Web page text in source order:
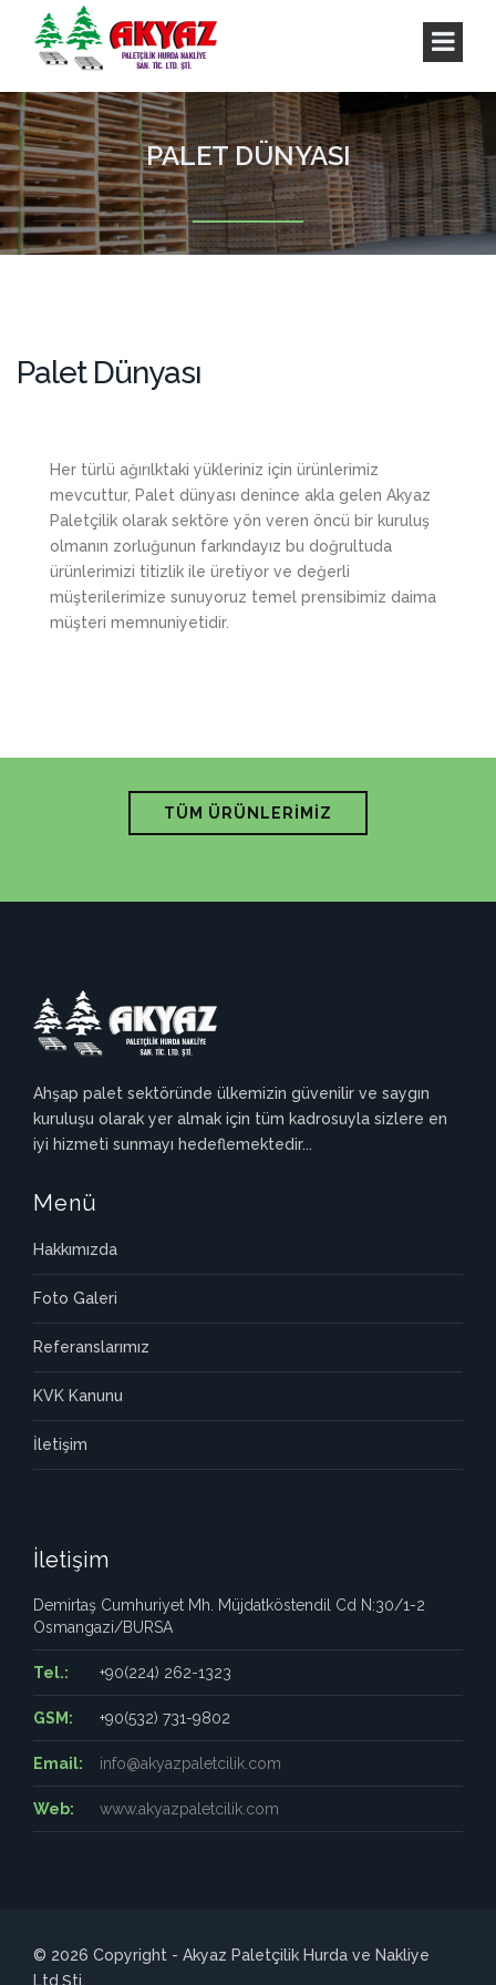
PALET DÜNYASI
Palet Dünyası
Her türlü ağırılktaki yükleriniz için ürünlerimiz
mevcuttur, Palet dünyası denince akla gelen Akyaz
Paletçilik olarak sektöre yön veren öncü bir kuruluş
olmanın zorluğunun farkındayız bu doğrultuda
ürünlerimizi titizlik ile üretiyor ve değerli
müşterilerimize sunuyoruz temel prensibimiz daima
müşteri memnuniyetidir.
TÜM ÜRÜNLERİMİZ
Ahşap palet sektöründe ülkemizin güvenilir ve saygın
kuruluşu olarak yer almak için tüm kadrosuyla sizlere en
iyi hizmeti sunmayı hedeflemektedir...
Menü
Hakkımızda
Foto Galeri
Referanslarımız
KVK Kanunu
İletişim
İletişim
Demirtaş Cumhuriyet Mh. Müjdatköstendil Cd N:30/1-2
Osmangazi/BURSA
Tel.: +90(224) 262-1323
GSM: +90(532) 731-9802
Email: info@akyazpaletcilik.com
Web: www.akyazpaletcilik.com
© 2026 Copyright - Akyaz Paletçilik Hurda ve Nakliye
Ltd.Şti.